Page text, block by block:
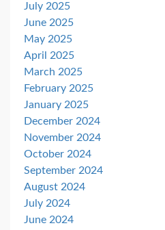
July 2025
June 2025
May 2025
April 2025
March 2025
February 2025
January 2025
December 2024
November 2024
October 2024
September 2024
August 2024
July 2024
June 2024